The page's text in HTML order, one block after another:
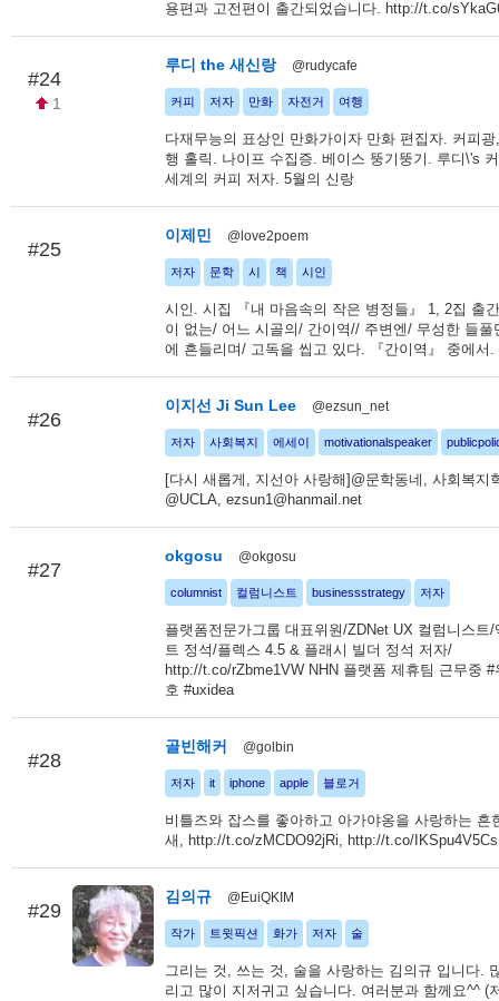
용편과 고전편이 출간되었습니다. http://t.co/
#24
1
루디 the 새신랑 @rudycafe
커피 저자 만화 자전거 여행
다재무능의 표상인 만화가이자 만화 편집자. 커피
행 홀릭. 나이프 수집증. 베이스 뚱기뚱기. 루디\'s
세계의 커피 저자. 5월의 신랑
#25
이제민 @love2poem
저자 문학 시 책 시인
시인. 시집 『내 마음속의 작은 병정들』 1, 2집 출
이 없는/ 어느 시골의/ 간이역// 주변엔/ 무성한 들풀
에 흔들리며/ 고독을 씹고 있다. 『간이역』 중에서.
#26
이지선 Ji Sun Lee @ezsun_net
저자 사회복지 에세이 motivationalspeaker
[다시 새롭게, 지선아 사랑해]@문학동네, 사회복지
@UCLA, ezsun1@hanmail.net
#27
okgosu @okgosu
columnist 컬럼니스트 businessstrategy 저자
플랫폼전문가그룹 대표위원/ZDNet UX 컬럼니스트/
트 정석/플렉스 4.5 & 플래시 빌더 정석 저자/
http://t.co/rZbme1VW NHN 플랫폼 제휴팀 근무중 #
호 #uxidea
#28
골빈해커 @golbin
저자 it iphone apple 블로거
비틀즈와 잡스를 좋아하고 아가야옹을 사랑하는 흔
새, http://t.co/zMCDO92jRi, http://t.co/IKSpu4V5Cs
#29
김의규 @EuiQKIM
작가 트윗픽션 화가 저자 술
그리는 것, 쓰는 것, 술을 사랑하는 김의규 입니다.
리고 많이 지저귀고 싶습니다. 여러분과 함께요^^ (